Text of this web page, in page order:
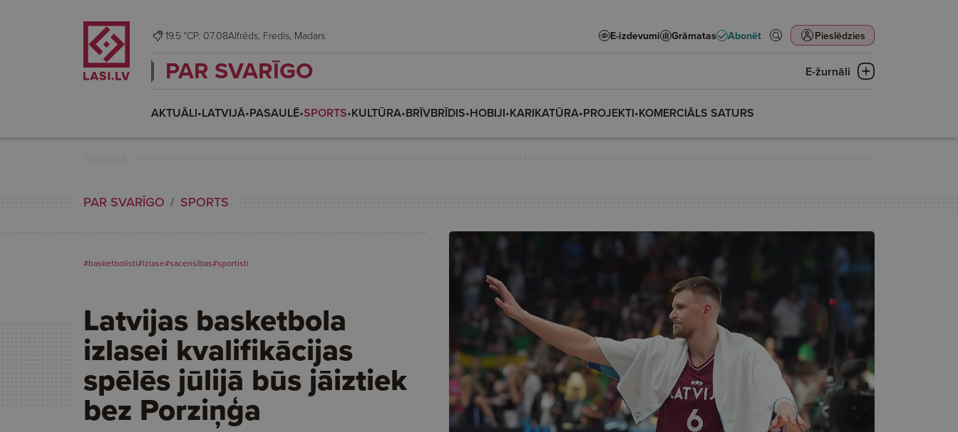
19.5 °CP. 07.08 Alfrēds, Fredis, Madars E-izdevumi Grāmatas Abonēt Pieslēdzies
PAR SVARĪGO E-žurnāli
AKTUĀLI•LATVIJĀ•PASAULĒ•SPORTS•KULTŪRA•BRĪVBRĪDIS•HOBIJI•KARIKATŪRA•PROJEKTI•KOMERCIĀLS SATURS
PAR SVARĪGO SPORTS
#basketbolisti#izlase#sacensības#sportisti
Latvijas basketbola
izlasei kvalifikācijas
spēlēs jūlijā būs jāiztiek
bez Porziņģa